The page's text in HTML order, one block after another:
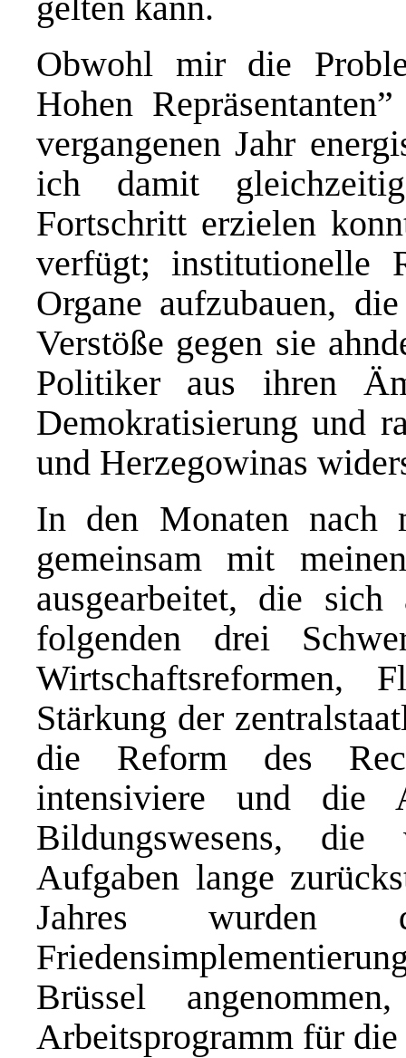
Obwohl mir die
Hohen
vergangenen Jahr
ich damit
Fortschritt erzielen
verfügt; institutionelle
Organe aufzubauen,
Verstöße gegen sie
Politiker aus ihren
Demokratisierung und
und Herzegowinas
In den Monaten nach
gemeinsam mit
ausgearbeitet, die
folgenden drei
Wirtschaftsreformen,
Stärkung der
die Reform des
intensiviere und die
Bildungswesens, die
Aufgaben lange
Jahres wurden
Brüssel
Arbeitsprogramm für die